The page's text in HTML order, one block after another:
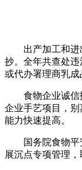
出产加工和进出
抄。全年共查处
或代办署理商乳成
食物企业诚信扶
企业手艺项目，
能力快速提高。
国务院食物平安
展沉点专项管理，